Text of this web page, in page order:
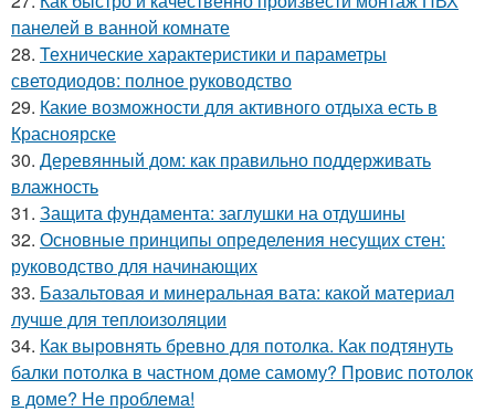
панелей в ванной комнате
28. Технические характеристики и параметры
светодиодов: полное руководство
29. Какие возможности для активного отдыха есть в
Красноярске
30. Деревянный дом: как правильно поддерживать
влажность
31. Защита фундамента: заглушки на отдушины
32. Основные принципы определения несущих стен:
руководство для начинающих
33. Базальтовая и минеральная вата: какой материал
лучше для теплоизоляции
34. Как выровнять бревно для потолка. Как подтянуть
балки потолка в частном доме самому? Провис потолок
в доме? Не проблема!